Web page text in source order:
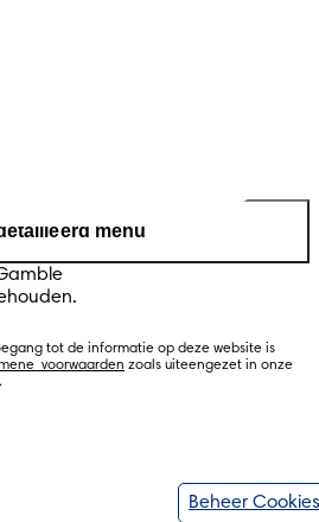
menu
tot de informatie op deze website is
voorwaarden zoals uiteengezet in onze
Beheer Cookies